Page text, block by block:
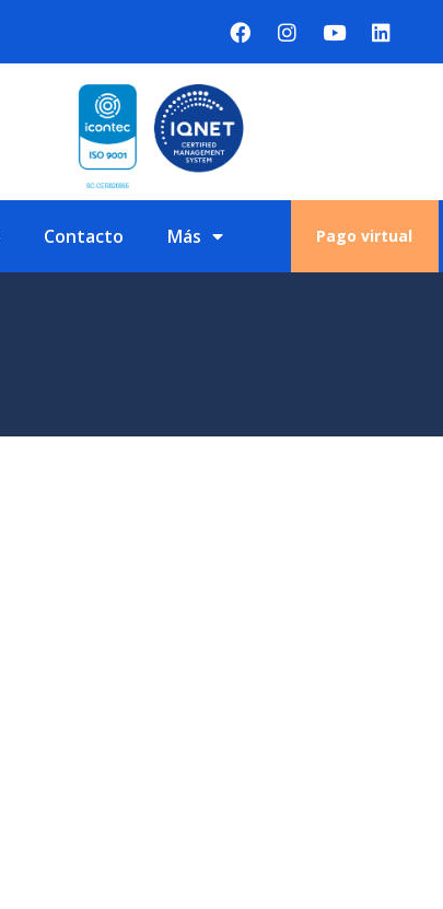
Contacto Más Pago virtual